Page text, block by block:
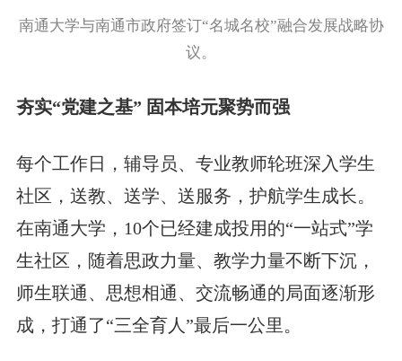
南通大学与南通市政府签订“名城名校”融合发展战略协
议。
夯实“党建之基” 固本培元聚势而强
每个工作日，辅导员、专业教师轮班深入学生
社区，送教、送学、送服务，护航学生成长。
在南通大学，10个已经建成投用的“一站式”学
生社区，随着思政力量、教学力量不断下沉，
师生联通、思想相通、交流畅通的局面逐渐形
成，打通了“三全育人”最后一公里。